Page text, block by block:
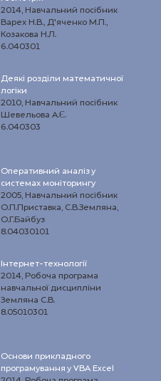
2014, Навчальний посібник
Варех Н.В., Д’яченко М.П.,
Козакова Н.Л.
6.040301
Деякі розділи математичної
логіки
2010, Навчальний посібник
Шевельова А.Є.
6.040303
Оперативний аналіз у
системах моніторингу
2005, Навчальний посібник
О.П.Приставка, С.В.Земляна,
О.Г.Байбуз
8.04030101
Інтернет-технології
2014, Робоча програма
навчальної дисципліни
Земляна С.В.
8.05010301
Основи прикладного
програмування у VBA Excel